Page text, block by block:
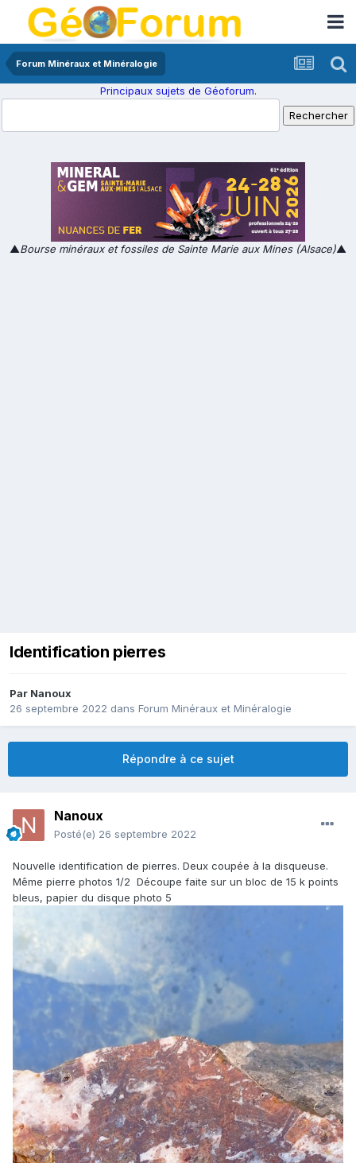
Forum Minéraux et Minéralogie
Principaux sujets de Géoforum.
▲Bourse minéraux et fossiles de Sainte Marie aux Mines (Alsace)▲
Identification pierres
Par Nanoux
26 septembre 2022 dans Forum Minéraux et Minéralogie
Répondre à ce sujet
Nanoux
Posté(e) 26 septembre 2022
Nouvelle identification de pierres. Deux coupée à la disqueuse.
Même pierre photos 1/2 Découpe faite sur un bloc de 15 k points
bleus, papier du disque photo 5